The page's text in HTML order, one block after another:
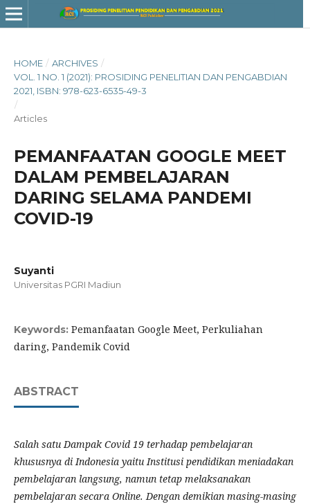
HOME / ARCHIVES /
VOL. 1 NO. 1 (2021): PROSIDING PENELITIAN DAN PENGABDIAN
2021, ISBN: 978-623-6535-49-3
/
Articles
PEMANFAATAN GOOGLE MEET
DALAM PEMBELAJARAN
DARING SELAMA PANDEMI
COVID-19
Suyanti
Universitas PGRI Madiun
Keywords: Pemanfaatan Google Meet, Perkuliahan
daring, Pandemik Covid
ABSTRACT
Salah satu Dampak Covid 19 terhadap pembelajaran
khususnya di Indonesia yaitu Institusi pendidikan meniadakan
pembelajaran langsung, namun tetap melaksanakan
pembelajaran secara Online. Dengan demikian masing-masing